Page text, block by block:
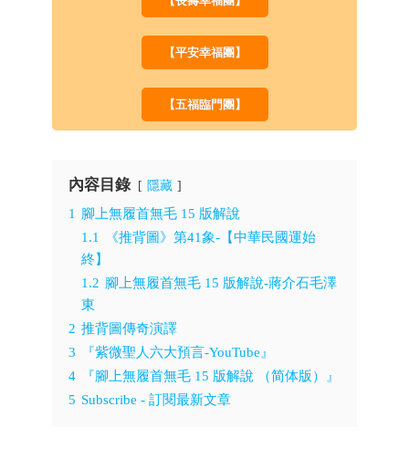
【平安幸福團】
【五福臨門團】
內容目錄 隱藏
1 腳上無履首無毛 15 版解說
1.1
《推背圖》第41象-【中華民國運始
終】
1.2 腳上無履首無毛 15 版解說-蔣介石毛澤
東
2 推背圖傳奇演譯
3
『紫微聖人六大預言-YouTube』
4
『腳上無履首無毛 15 版解說 （简体版）』
5 Subscribe - 訂閱最新文章